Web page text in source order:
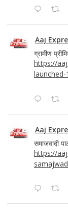
Aaj
ग्रामीण
https://
launched-
Aaj
समाजवादी
https://